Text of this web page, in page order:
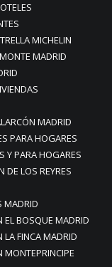
MICHELIN
MADRID
MADRID
PARA HOGARES
Y PARA HOGARES
DE LOS REYRES
MADRID
EL BOSQUE MADRID
LA FINCA MADRID
MONTEPRINCIPE